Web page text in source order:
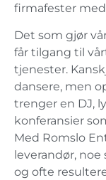
firmafester
Det som gjør
får tilgang til
tjenester.
dansere, men
trenger en DJ,
konferansier
Med Romslo
leverandør,
og ofte